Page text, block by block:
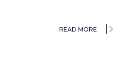
READ MORE